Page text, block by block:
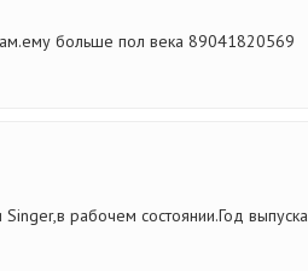
больше пол века 89041820569
рабочем состоянии.Год